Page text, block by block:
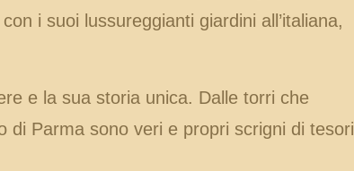
i suoi lussureggianti giardini all’italiana,
e la sua storia unica. Dalle torri che
di Parma sono veri e propri scrigni di tesori